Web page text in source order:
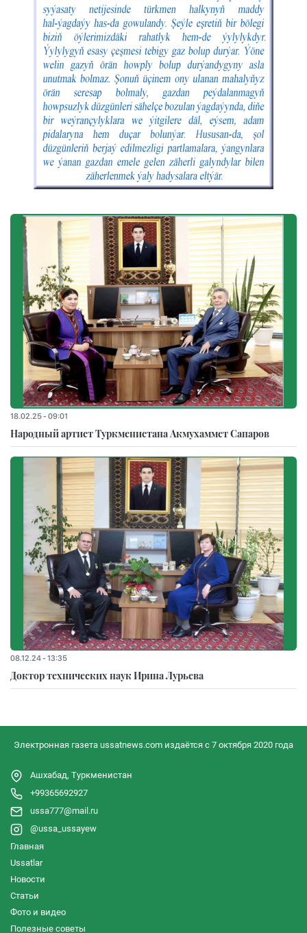
18.02.25 - 09:01
Народный артист Туркменистана Акмухаммет Сапаров
08.12.24 - 13:35
Доктор технических наук Ирина Лурьева
Электронная газета ussatnews.com издаётся с 7 октября 2020 года
Ашхабад, Туркменистан
+99365692927
ussa777@mail.ru
@ussa_ussayew
Главная
Ussatlar
Новости
Статьи
Фото и видео
Полезные советы